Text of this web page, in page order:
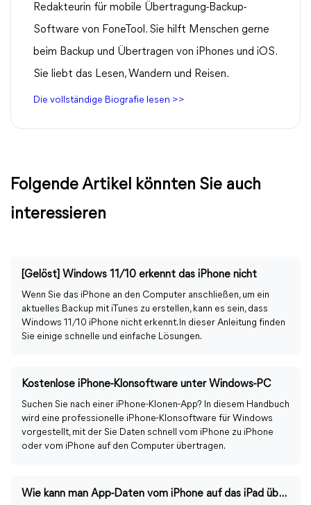
Redakteurin für mobile Übertragung-Backup-
Software von FoneTool. Sie hilft Menschen gerne
beim Backup und Übertragen von iPhones und iOS.
Sie liebt das Lesen, Wandern und Reisen.
Die vollständige Biografie lesen >>
Folgende Artikel könnten Sie auch
interessieren
[Gelöst] Windows 11/10 erkennt das iPhone nicht
Wenn Sie das iPhone an den Computer anschließen, um ein
aktuelles Backup mit iTunes zu erstellen, kann es sein, dass
Windows 11/10 iPhone nicht erkennt. In dieser Anleitung finden
Sie einige schnelle und einfache Lösungen.
Kostenlose iPhone-Klonsoftware unter Windows-PC
Suchen Sie nach einer iPhone-Klonen-App? In diesem Handbuch
wird eine professionelle iPhone-Klonsoftware für Windows
vorgestellt, mit der Sie Daten schnell vom iPhone zu iPhone
oder vom iPhone auf den Computer übertragen.
Wie kann man App-Daten vom iPhone auf das iPad übertragen?